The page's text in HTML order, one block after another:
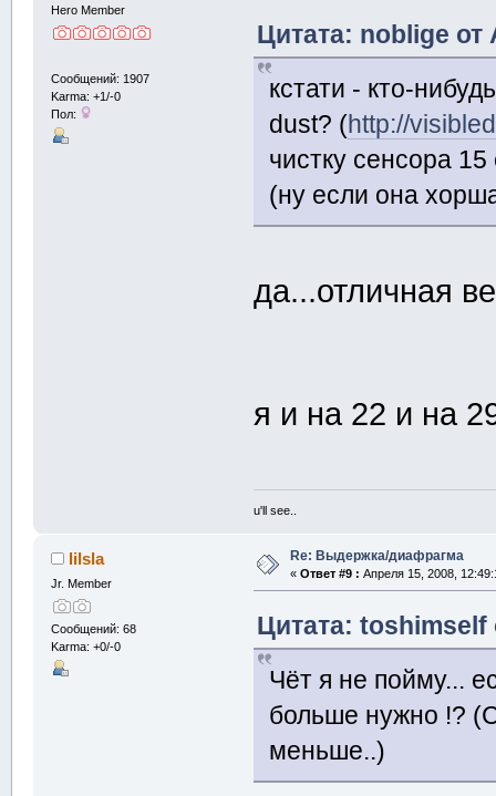
Hero Member
Сообщений: 1907
Karma: +1/-0
Пол:
Цитата: noblige от
кстати - кто-
dust? (http://
чистку сенсора
(ну если она
да...отличная
я и на 22 и на
u'll see..
lilsla
Jr. Member
Сообщений: 68
Karma: +0/-0
Re: Выдержка/диафрагма
« Ответ #9 : Апреля 15, 2008,
Цитата: toshimself
Чёт я не пойму...
больше нужно !?
меньше..)